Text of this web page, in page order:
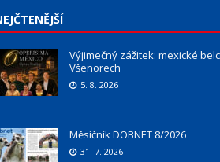
Výjimečný zážitek: mexické
Všenorech
5. 8. 2026
Měsíčník DOBNET 8/2026
31. 7. 2026